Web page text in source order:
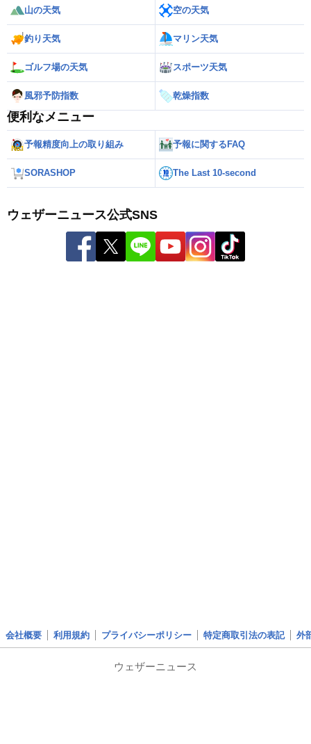
山の天気 空の天気
釣り天気 マリン天気
ゴルフ場の天気 スポーツ天気
風邪予防指数 乾燥指数
便利なメニュー
予報精度向上の取り組み 予報に関するFAQ
SORASHOP The Last 10-second
ウェザーニュース公式SNS
会社概要 利用規約 プライバシーポリシー 特定商取引法の表記 外
ウェザーニュース